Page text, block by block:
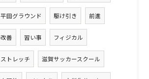
平田グラウンド 駆け引き 前進
改善 習い事 フィジカル
ストレッチ 滋賀サッカースクール